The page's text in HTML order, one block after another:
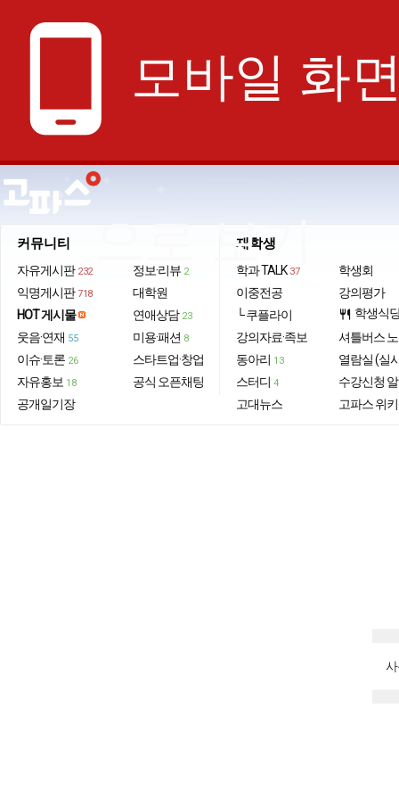
phone_android 모바일 화
으로 보기
커뮤니티
자유게시판 232
익명게시판 718
HOT 게시물
웃음·연재 55
이슈·토론 26
자유홍보 18
공개일기장
정보·리뷰 2
대학원
연애상담 23
미용·패션 8
스타트업·창업
공식 오픈채팅
재학생
학과 TALK 37
이중전공
└ 쿠플라이
강의자료·족보
동아리 13
스터디 4
고대뉴스
학생회
강의평가
restaurant 학생식
셔틀버스
열람실 (실
수강신청
고파스 위키